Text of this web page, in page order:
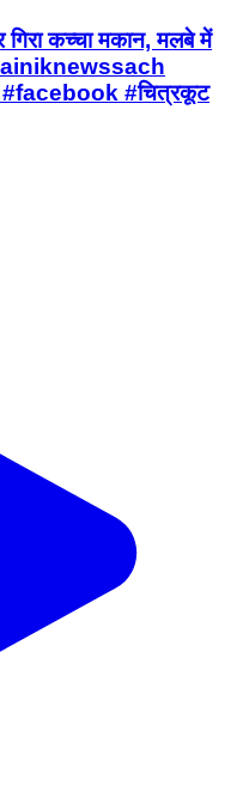
कच्चा मकान, मलबे में
#dainiknewssach
#चित्रकूट